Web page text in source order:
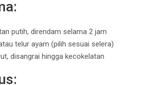
putih, direndam selama 2 jam
telur ayam (pilih sesuai selera)
disangrai hingga kecokelatan